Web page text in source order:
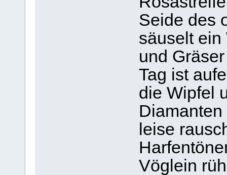
Seide des
säuselt ein
und
Tag ist
die Wipfel
leise
Vöglein